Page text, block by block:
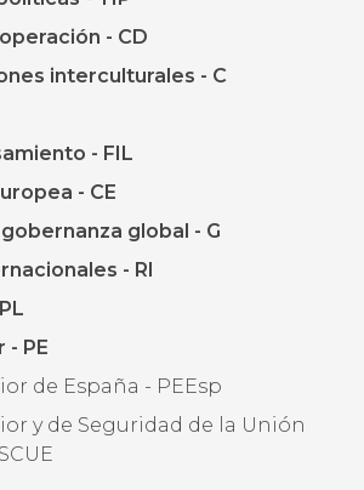
- CD
interculturales - C
- FIL
- CE
global - G
- RI
- PE
de España - PEEsp
y de Seguridad de la Unión